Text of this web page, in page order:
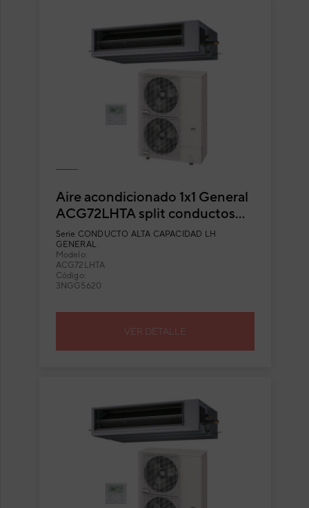
Aire acondicionado 1x1 General
ACG72LHTA split conductos
Inverter alta capacidad
Serie CONDUCTO ALTA CAPACIDAD LH
GENERAL
Modelo:
ACG72LHTA
Código:
3NGG5620
VER DETALLE